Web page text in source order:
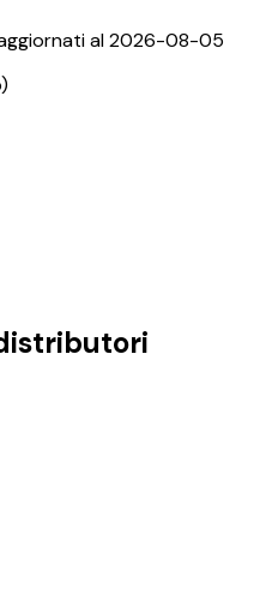
al2026-08-05